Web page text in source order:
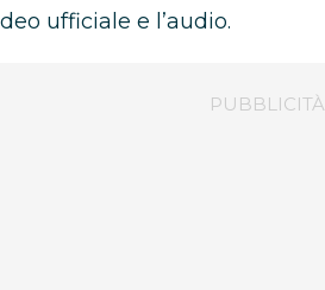
ufficiale e l’audio.